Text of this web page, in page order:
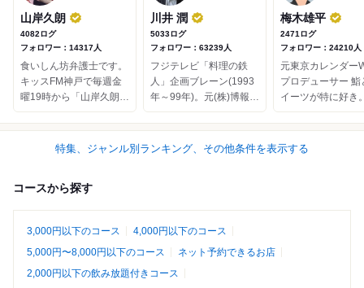
山岸久朗
4082ログ
フォロワー：14317人
食いしん坊弁護士です。
キッスFM神戸で毎週金
曜19時から「山岸久朗の
コレってどうなんです
ーをオンエアしてます...
川井 潤
5033ログ
フォロワー：63239人
フジテレビ「料理の鉄
人」企画ブレーン(1993
年～99年)。元(株)博報
堂。 現在は、渋谷区
梅木雄平
2471ログ
フォロワー：24210人
元東京カレンダー
プロデューサー 鮨とス
イーツが特に好き。
インが飲めないが
麻布十番在住歴...
特集、ジャンル別ランキング、その他条件を表示する
コースから探す
3,000円以下のコース
4,000円以下のコース
5,000円〜8,000円以下のコース
ネット予約できるお店
2,000円以下の飲み放題付きコース